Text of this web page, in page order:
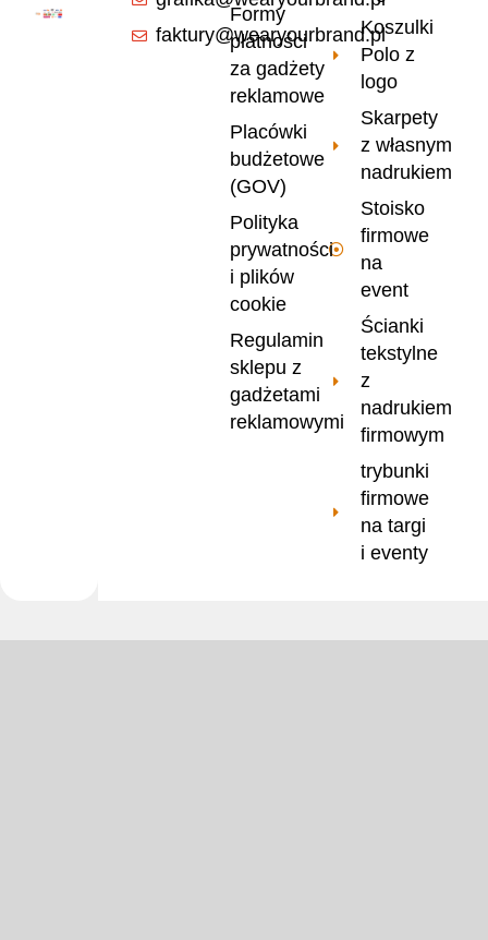
Koszulki
Polo z
logo
Skarpety
z własnym
nadrukiem
Stoisko
firmowe
na
event
Ścianki
tekstylne
z
nadrukiem
firmowym
trybunki
firmowe
na targi
i eventy
Formy
płatności
za gadżety
reklamowe
Placówki
budżetowe
(GOV)
Polityka
prywatności
i plików
cookie
Regulamin
sklepu z
gadżetami
reklamowymi
faktury@wearyourbrand.pl